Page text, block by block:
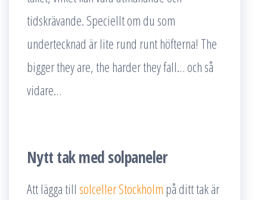
tidskrävande. Speciellt om du som
undertecknad är lite rund runt höfterna! The
bigger they are, the harder they fall… och så
vidare…
Nytt tak med solpaneler
Att lägga till solceller Stockholm på ditt tak är